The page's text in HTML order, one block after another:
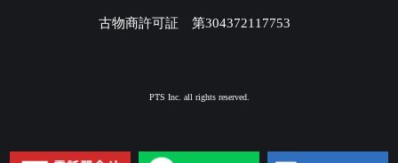
古物商許可証 第304372117753
PTS Inc. all rights reserved.